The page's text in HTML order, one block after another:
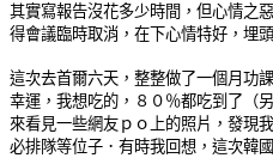
其實寫報告沒花多少時間，但心情之
得會議臨時取消，在下心情特好，埋
這次去首爾六天，整整做了一個月功
幸運，我想吃的，８０％都吃到了（
來看見一些網友ｐｏ上的照片，發現
必排隊等位子．有時我回想，這次韓